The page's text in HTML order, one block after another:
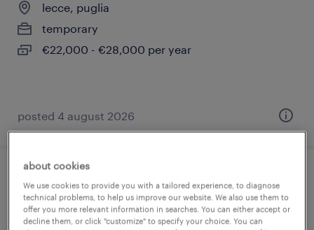
lecce, puglia
temporary
€22,000 - €28,000 per year
posted 4 august 2026
addetto alla saldatura (m/f/nb)
piandimeleto, marche
about cookies
We use cookies to provide you with a tailored experience, to diagnose
technical problems, to help us improve our website. We also use them to
offer you more relevant information in searches. You can either accept or
decline them, or click "customize" to specify your choice. You can